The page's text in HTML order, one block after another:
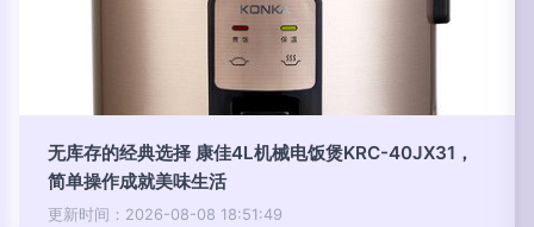
无库存的经典选择 康佳4L机械电饭煲KRC-40JX31，
简单操作成就美味生活
更新时间：2026-08-08 18:51:49